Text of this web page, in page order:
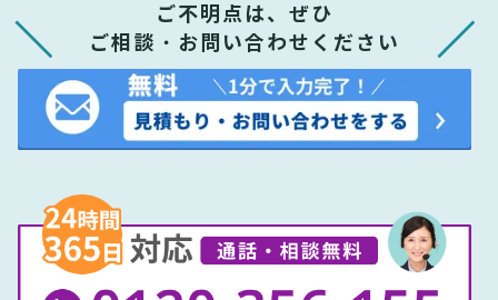
ご不明点は、ぜひ
ご相談・お問い合わせください